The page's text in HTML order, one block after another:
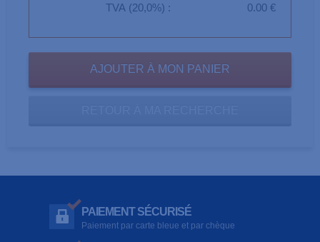
TVA (20,0%) :
0.00 €
PAIEMENT SÉCURISÉ
Paiement par carte bleue et par chèque